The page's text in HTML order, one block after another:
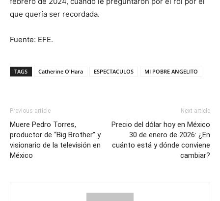
que quería ser recordada.
Fuente: EFE.
TAGS Catherine O'Hara ESPECTACULOS MI POBRE ANGELITO
Previous article
Muere Pedro Torres,
productor de “Big Brother” y
visionario de la televisión en
México
Next article
Precio del dólar hoy en México
30 de enero de 2026: ¿En
cuánto está y dónde conviene
cambiar?